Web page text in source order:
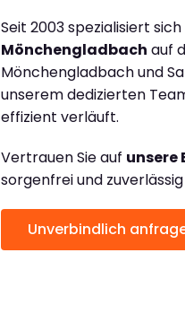
Seit 2003 spezialisiert
Mönchengladbach auf
Mönchengladbach und
unserem dedizierten
effizient verläuft.
Vertrauen Sie auf unsere
sorgenfrei und
Unverbindlich